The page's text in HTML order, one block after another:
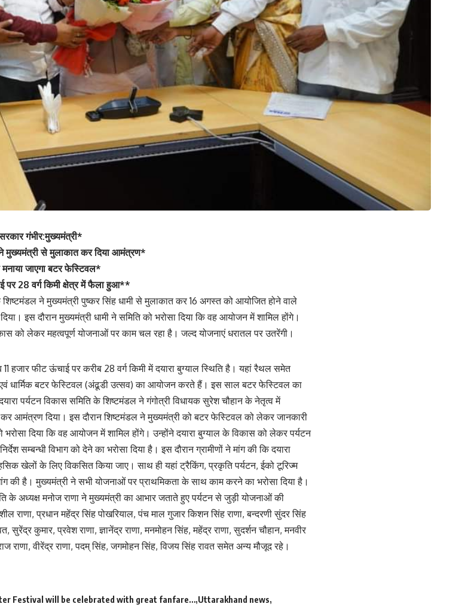
गंभीर:मुख्यमंत्री*
मुख्यमंत्री से मुलाकात कर दिया आमंत्रण*
जाएगा बटर फेस्टिवल*
पर 28 वर्ग किमी क्षेत्र में फैला हुआ**
ने मुख्यमंत्री पुष्कर सिंह धामी से मुलाकात कर 16 अगस्त को आयोजित होने वाले
इस दौरान मुख्यमंत्री धामी ने समिति को भरोसा दिया कि वह आयोजन में शामिल होंगे।
को लेकर महत्वपूर्ण योजनाओं पर काम चल रहा है। जल्द योजनाएं धरातल पर उतरेंगी।
हजार फीट ऊंचाई पर करीब 28 वर्ग किमी में दयारा बुग्याल स्थिति है। यहां रैथल समेत
एवं धार्मिक बटर फेस्टिवल (अंढूडी उत्सव) का आयोजन करते हैं। इस साल बटर फेस्टिवल का
पर्यटन विकास समिति के शिष्टमंडल ने गंगोत्री विधायक सुरेश चौहान के नेतृत्व में
कर आमंत्रण दिया। इस दौरान शिष्टमंडल ने मुख्यमंत्री को बटर फेस्टिवल को लेकर जानकारी
भरोसा दिया कि वह आयोजन में शामिल होंगे। उन्होंने दयारा बुग्याल के विकास को लेकर पर्यटन
सम्बन्धी विभाग को देने का भरोसा दिया है। इस दौरान ग्रामीणों ने मांग की कि दयारा
खेलों के लिए विकसित किया जाए। साथ ही यहां ट्रैकिंग, प्रकृति पर्यटन, ईको टूरिज्म
की है। मुख्यमंत्री ने सभी योजनाओं पर प्राथमिकता के साथ काम करने का भरोसा दिया है।
के अध्यक्ष मनोज राणा ने मुख्यमंत्री का आभार जताते हुए पर्यटन से जुड़ी योजनाओं की
राणा, प्रधान महेंद्र सिंह पोखरियाल, पंच माल गुजार किशन सिंह राणा, बन्दरणी सुंदर सिंह
सुरेंद्र कुमार, प्रवेश राणा, ज्ञानेंद्र राणा, मनमोहन सिंह, महेंद्र राणा, सुदर्शन चौहान, मनवीर
राणा, वीरेंद्र राणा, पदम् सिंह, जगमोहन सिंह, विजय सिंह रावत समेत अन्य मौजूद रहे।
Festival will be celebrated with great fanfare… Uttarakhand news